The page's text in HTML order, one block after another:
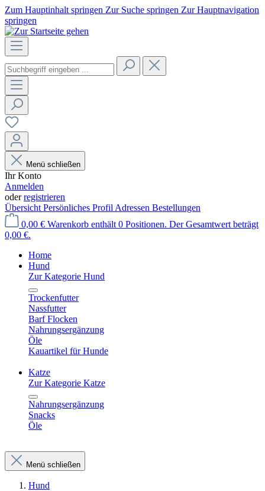
Zum Hauptinhalt springen Zur Suche springen Zur Hauptnavigation
springen
Menü schließen
Ihr Konto
Anmelden
oderregistrieren
Übersicht Persönliches Profil Adressen Bestellungen
0,00 € Warenkorb enthält 0 Positionen. Der Gesamtwert beträgt
0,00 €.
Home
Hund
Zur Kategorie Hund
Trockenfutter
Nassfutter
Barf Flocken
Nahrungsergänzung
Öle
Kauartikel für Hunde
Katze
Zur Kategorie Katze
Nahrungsergänzung
Snacks
Öle
Menü schließen
Hund